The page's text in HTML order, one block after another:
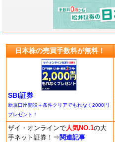
日本株の売買手数料が無料！
SBI証券
新規口座開設＋条件クリアでもれなく2000円
プレゼント！
ザイ・オンラインで人気NO.1の大
手ネット証券！ ⇒ 関連記事